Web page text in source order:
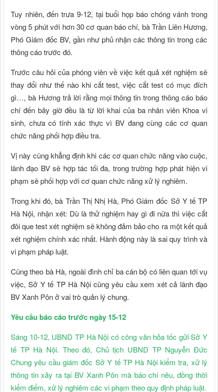
Tuy nhiên, đến trưa 9-12, tại buổi họp báo chóng vánh trong
vòng 5 phút với hơn 30 cơ quan báo chí, bà Trần Liên Hương,
Phó Giám đốc BV, gần như phủ nhận các thông tin trong các
thông cáo trước đó.
Trước câu hỏi của phóng viên về việc kết quả xét nghiệm sẽ
thay đổi như thế nào khi cắt test, việc cắt test có mục đích
gì…, bà Hương trả lời rằng mọi thông tin trong thông cáo báo
chí đến bây giờ đều là từ lời khai của ba nhân viên Khoa vi
sinh, chưa có tính xác thực vì BV đang cùng các cơ quan
chức năng phối hợp điều tra.
Vị này cũng khẳng định khi các cơ quan chức năng vào cuộc,
lãnh đạo BV sẽ hợp tác tối đa, trong trường hợp phát hiện vi
phạm sẽ phối hợp với cơ quan chức năng xử lý nghiêm.
Trong khi đó, bà Trần Thị Nhị Hà, Phó Giám đốc Sở Y tế TP
Hà Nội, nhận xét: Dù là thử nghiệm hay gì đi nữa thì việc cắt
đôi que test xét nghiệm sẽ không đảm bảo cho ra một kết quả
xét nghiệm chính xác nhất. Hành động này là sai quy trình và
vi phạm pháp luật.
Cũng theo bà Hà, ngoài đình chỉ ba cán bộ có liên quan tới vụ
việc, Sở Y tế TP Hà Nội cũng yêu cầu xem xét cả lãnh đạo
BV Xanh Pôn ở vai trò quản lý chung.
Yêu cầu báo cáo trước ngày 15-12
Sáng 10-12, UBND TP Hà Nội có công văn hỏa tốc gửi Sở Y
tế TP Hà Nội. Theo đó, Chủ tịch UBND TP Nguyễn Đức
Chung yêu cầu giám đốc Sở Y tế TP Hà Nội kiểm tra, xử lý
thông tin xảy ra tại BV Xanh Pôn mà báo chí nêu, đồng thời
kiểm điểm, xử lý nghiêm các vi phạm theo quy định pháp luật.